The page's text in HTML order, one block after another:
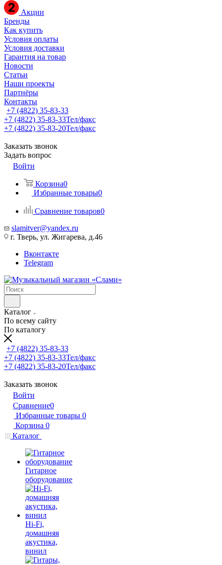
Акции
Бренды
Как купить
Условия оплаты
Условия доставки
Гарантия на товар
Новости
Статьи
Наши проекты
Партнёры
Контакты
+7 (4822) 35-83-33
+7 (4822) 35-83-33Тел/факс
+7 (4822) 35-83-20Тел/факс
Заказать звонок
Задать вопрос
Войти
Корзина0
Избранные товары0
Сравнение товаров0
slamitver@yandex.ru
г. Тверь, ул. Жигарева, д.46
Вконтакте
Telegram
Каталог
По всему сайту
По каталогу
+7 (4822) 35-83-33
+7 (4822) 35-83-33Тел/факс
+7 (4822) 35-83-20Тел/факс
Заказать звонок
Войти
Сравнение0
Избранные товары 0
Корзина 0
Каталог
Гитарное
оборудование
Hi-Fi,
домашняя
акустика,
винил